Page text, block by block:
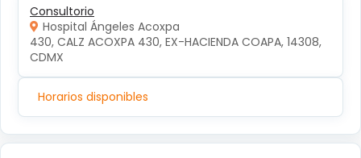
Consultorio
Hospital Ángeles Acoxpa
430, CALZ ACOXPA 430, EX-HACIENDA COAPA, 14308,
CDMX
Horarios disponibles